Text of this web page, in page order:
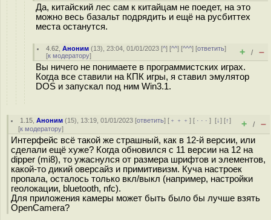
Да, китайский лес сам к китайцам не поедет, на это
можно весь базальт подрядить и ещё на русбиттех
места останутся.
4.62 ,Аноним (13), 23:04, 01/01/2023 [^] [^^] [^^^] [ответить]
[к модератору] + / –
Вы ничего не понимаете в программистских играх.
Когда все ставили на КПК игры, я ставил эмулятор
DOS и запускал под ним Win3.1.
1.15 ,Аноним (15), 13:19, 01/01/2023 [ответить] [ ﹢﹢﹢] [ · · ·][↓] [↑]
[к модератору] + / –
Интерфейс всё такой же страшный, как в 12-й версии, или
сделали ещё хуже? Когда обновился с 11 версии на 12 на
dipper (mi8), то ужаснулся от размера шрифтов и элементов,
какой-то дикий оверсайз и примитивизм. Куча настроек
пропала, осталось только вкл/выкл (например, настройки
геолокации, bluetooth, nfc).
Для приложения камеры может быть было бы лучше взять
OpenCamera?